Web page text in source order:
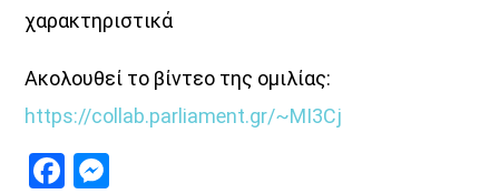
χαρακτηριστικά
Ακολουθεί το βίντεο της ομιλίας:
https://collab.parliament.gr/~MI3Cj
Facebook